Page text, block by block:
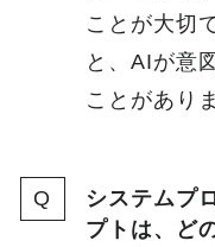
ことが大切
と、AIが意
ことがあり
システムプ
プトは、ど